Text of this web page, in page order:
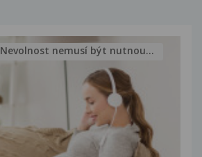
Nevolnost nemusí být nutnou...